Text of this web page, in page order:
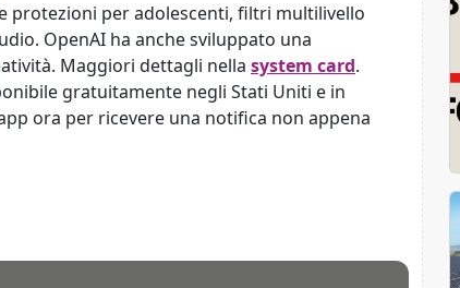
protezioni per adolescenti, filtri multilivello
OpenAI ha anche sviluppato una
Maggiori dettagli nella system card.
gratuitamente negli Stati Uniti e in
ora per ricevere una notifica non appena